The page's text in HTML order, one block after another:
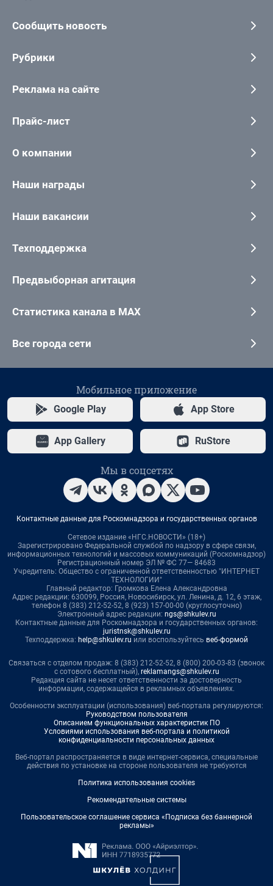
Сообщить новость
Рубрики
Реклама на сайте
Прайс-лист
О компании
Наши награды
Наши вакансии
Техподдержка
Предвыборная агитация
Статистика канала в MAX
Все города сети
Мобильное приложение
Google Play App Store
App Gallery RuStore
Мы в соцсетях
Контактные данные для Роскомнадзора и государственных органов
Сетевое издание «НГС.НОВОСТИ» (18+)
Зарегистрировано Федеральной службой по надзору в сфере связи,
информационных технологий и массовых коммуникаций (Роскомнадзор)
Регистрационный номер ЭЛ № ФС 77— 84683
Учредитель: Общество с ограниченной ответственностью "ИНТЕРНЕТ
ТЕХНОЛОГИИ"
Главный редактор: Громкова Елена Александровна
Адрес редакции: 630099, Россия, Новосибирск, ул. Ленина, д. 12, 6 этаж,
телефон 8 (383) 212-52-52, 8 (923) 157-00-00 (круглосуточно)
Электронный адрес редакции: ngs@shkulev.ru
Контактные данные для Роскомнадзора и государственных органов:
juristnsk@shkulev.ru
Техподдержка: help@shkulev.ru или воспользуйтесь веб-формой
Связаться с отделом продаж: 8 (383) 212-52-52, 8 (800) 200-03-83 (звонок
с сотового бесплатный), reklamangs@shkulev.ru
Редакция сайта не несет ответственности за достоверность
информации, содержащейся в рекламных объявлениях.
Особенности эксплуатации (использования) веб-портала регулируются:
Руководством пользователя
Описанием функциональных характеристик ПО
Условиями использования веб-портала и политикой
конфиденциальности персональных данных
Веб-портал распространяется в виде интернет-сервиса, специальные
действия по установке на стороне пользователя не требуются
Политика использования cookies
Рекомендательные системы
Пользовательское соглашение сервиса «Подписка без баннерной
рекламы»